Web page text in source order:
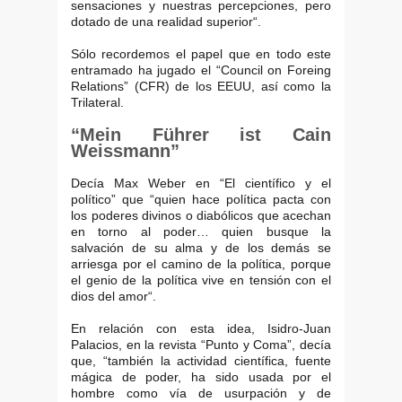
sensaciones y nuestras percepciones, pero
dotado de una realidad superior“.
Sólo recordemos el papel que en todo este
entramado ha jugado el “Council on Foreing
Relations” (CFR) de los EEUU, así como la
Trilateral.
“Mein Führer ist Cain
Weissmann”
Decía Max Weber en “El científico y el
político” que “quien hace política pacta con
los poderes divinos o diabólicos que acechan
en torno al poder… quien busque la
salvación de su alma y de los demás se
arriesga por el camino de la política, porque
el genio de la política vive en tensión con el
dios del amor“.
En relación con esta idea, Isidro-Juan
Palacios, en la revista “Punto y Coma”, decía
que, “también la actividad científica, fuente
mágica de poder, ha sido usada por el
hombre como vía de usurpación y de